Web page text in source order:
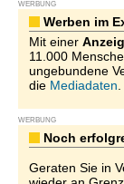
WERBUNG
Werben im
Mit einer
11.000
ungebundene
die Mediadaten
WERBUNG
Noch
Geraten Sie in